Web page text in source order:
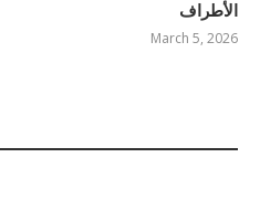
الأطراف
March 5, 2026